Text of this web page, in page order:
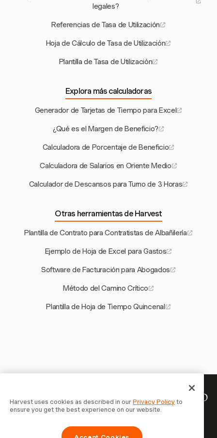
legales?
Referencias de Tasa de Utilización
Hoja de Cálculo de Tasa de Utilización
Plantilla de Tasa de Utilización
Explora más calculadoras
Generador de Tarjetas de Tiempo para Excel
¿Qué es el Margen de Beneficio?
Calculadora de Porcentaje de Beneficio
Calculadora de Salarios en Oriente Medio
Calculador de Descansos para Turno de 3 Horas
Otras herramientas de Harvest
Plantilla de Contrato para Contratistas de Albañilería
Ejemplo de Hoja de Excel para Gastos
Software de Facturación para Abogados
Método del Camino Crítico
Plantilla de Hoja de Tiempo Quincenal
Tu tiempo merece ser registrado
— empieza ahora
Únete a más de 70.000 empresas que registran tiempo,
Harvest uses cookies as described in ourPrivacy Policyto
ensure you get the best experience on our website.